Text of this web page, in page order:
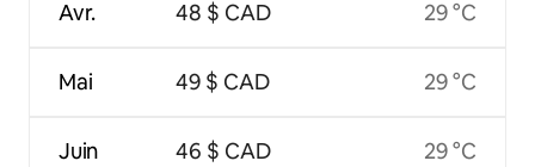
Avr.
Mai
Juin
48 $ CAD
49 $ CAD
46 $ CAD
29 °C
29 °C
29 °C